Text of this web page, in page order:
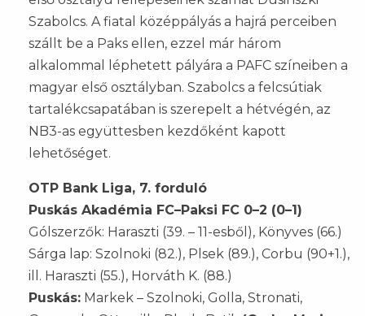
Szabolcs. A fiatal középpályás a hajrá perceiben
szállt be a Paks ellen, ezzel már három
alkalommal léphetett pályára a PAFC színeiben a
magyar első osztályban. Szabolcs a felcsútiak
tartalékcsapatában is szerepelt a hétvégén, az
NB3-as együttesben kezdőként kapott
lehetőséget.
OTP Bank Liga, 7. forduló
Puskás Akadémia FC–Paksi FC 0–2 (0–1)
Gólszerzők: Haraszti (39. – 11-esből), Könyves (66.)
Sárga lap: Szolnoki (82.), Plsek (89.), Corbu (90+1.),
ill. Haraszti (55.), Horváth K. (88.)
Puskás: Markek – Szolnoki, Golla, Stronati,